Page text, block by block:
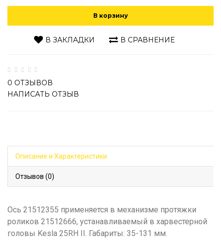
В корзину
В ЗАКЛАДКИ В СРАВНЕНИЕ
0 ОТЗЫВОВ
НАПИСАТЬ ОТЗЫВ
Описание и Характеристики
Отзывов (0)
Ось 21512355 применяется в механизме протяжки
роликов 21512666, устанавливаемый в харвестерной
головы Kesla 25RH II. Габариты: 35-131 мм.